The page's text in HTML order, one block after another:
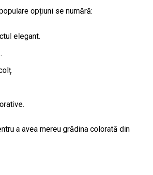
opțiuni se numără:
elegant.
a avea mereu grădina colorată din